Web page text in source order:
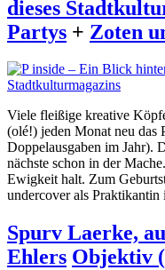
dieses
Partys + Zoten
Viele fleißige kreative
(olé!) jeden Monat neu das
Doppelausgaben im Jahr).
nächste schon in der
Ewigkeit halt. Zum
undercover als
Spurv Laerke,
Ehlers Objektiv